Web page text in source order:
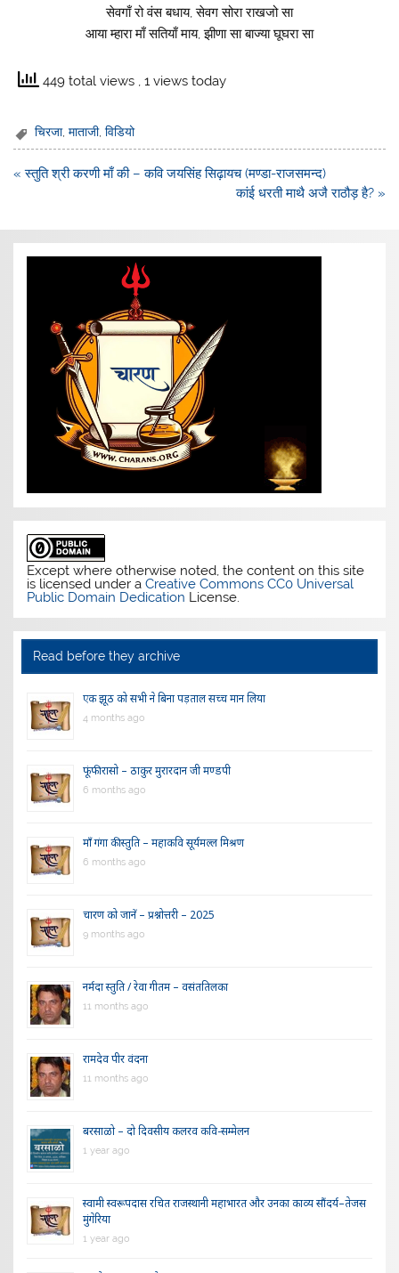
सेवगाँ रो वंस बधाय, सेवग सोरा राखजो सा
आया म्हारा माँ सतियाँ माय, झीणा सा बाज्या घूघरा सा
449 total views , 1 views today
चिरजा,माताजी,विडियो
Post
« स्तुति श्री करणी माँ की – कवि जयसिंह सिढ़ायच (मण्डा-राजसमन्द)
कांई धरती माथै अजै राठौड़ है? »
Except where otherwise noted, the content on this site
is licensed under aCreative Commons CC0 Universal
Public Domain Dedication License.
Read before they archive
एक झूठ को सभी ने बिना पड़ताल सच्च मान लिया
4 months ago
फूंफी रासो – ठाकुर मुरारदान जी मण्डपी
6 months ago
माँ गंगा की स्तुति – महाकवि सूर्यमल्ल मिश्रण
6 months ago
चारण को जानें – प्रश्नोत्तरी – 2025
9 months ago
नर्मदा स्तुति / रेवा गीतम – वसंततिलका
11 months ago
रामदेव पीर वंदना
11 months ago
बरसाळो – दो दिवसीय कलरव कवि-सम्मेलन
1 year ago
स्वामी स्वरूपदास रचित राजस्थानी महाभारत और उनका काव्य सौंदर्य–तेजस
मुंगेरिया
1 year ago